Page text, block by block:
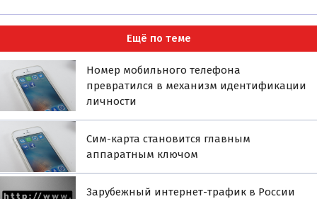
Ещё по теме
Номер мобильного телефона
превратился в механизм идентификации
личности
Сим-карта становится главным
аппаратным ключом
Зарубежный интернет-трафик в России